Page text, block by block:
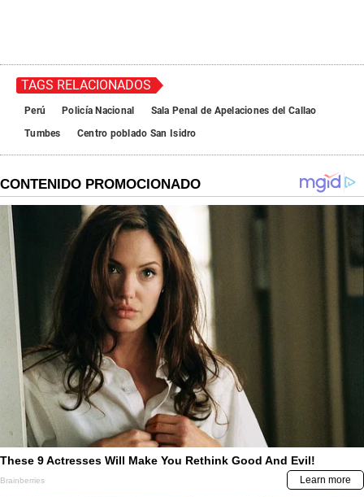
TAGS RELACIONADOS
Perú Policía Nacional
Sala Penal de Apelaciones del Callao
Tumbes
Centro poblado San Isidro